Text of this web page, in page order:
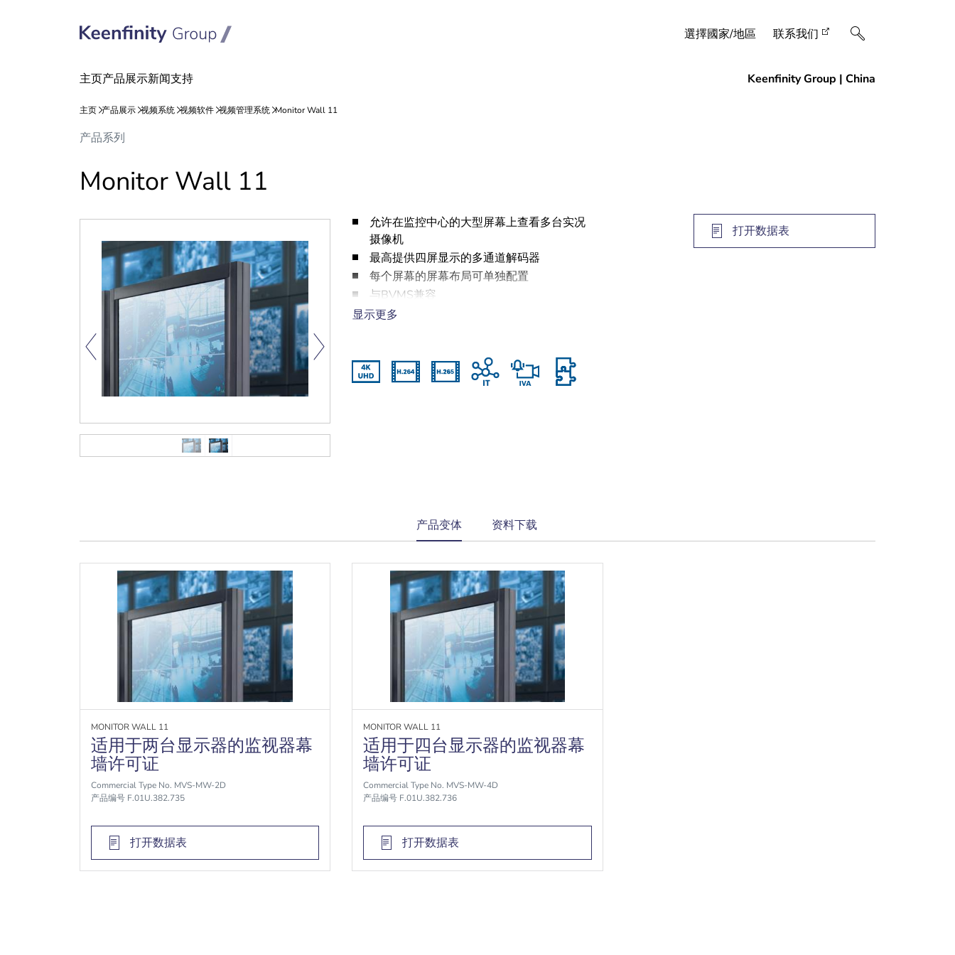
選擇國家/地區 联系我们
产品系列
Monitor Wall 11
允许在监控中心的大型屏幕上查看多台实况
摄像机
最高提供四屏显示的多通道解码器
每个屏幕的屏幕布局可单独配置
与BVMS兼容
与IP摄像机和编码器，以及ONVIF和RTSP视
显示更多
打开数据表
current
tab:
产品变体 资料下载
MONITOR WALL 11
适用于两台显示器的监视器幕
墙许可证
Commercial Type No. MVS-MW-2D
产品编号 F.01U.382.735
打开数据表
MONITOR WALL 11
适用于四台显示器的监视器幕
墙许可证
Commercial Type No. MVS-MW-4D
产品编号 F.01U.382.736
打开数据表